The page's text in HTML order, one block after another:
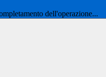
dell'operazione...